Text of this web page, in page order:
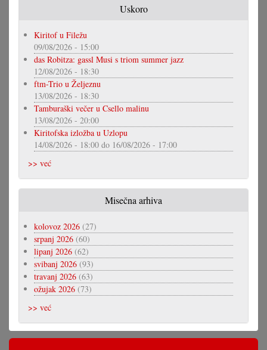
Uskoro
Kiritof u Filežu
09/08/2026 - 15:00
das Robitza: gassl Musi s triom summer jazz
12/08/2026 - 18:30
ftm-Trio u Željeznu
13/08/2026 - 18:30
Tamburaški večer u Csello malinu
13/08/2026 - 20:00
Kiritofska izložba u Uzlopu
14/08/2026 - 18:00 do 16/08/2026 - 17:00
>> već
Misečna arhiva
kolovoz 2026 (27)
srpanj 2026 (60)
lipanj 2026 (62)
svibanj 2026 (93)
travanj 2026 (63)
ožujak 2026 (73)
>> već